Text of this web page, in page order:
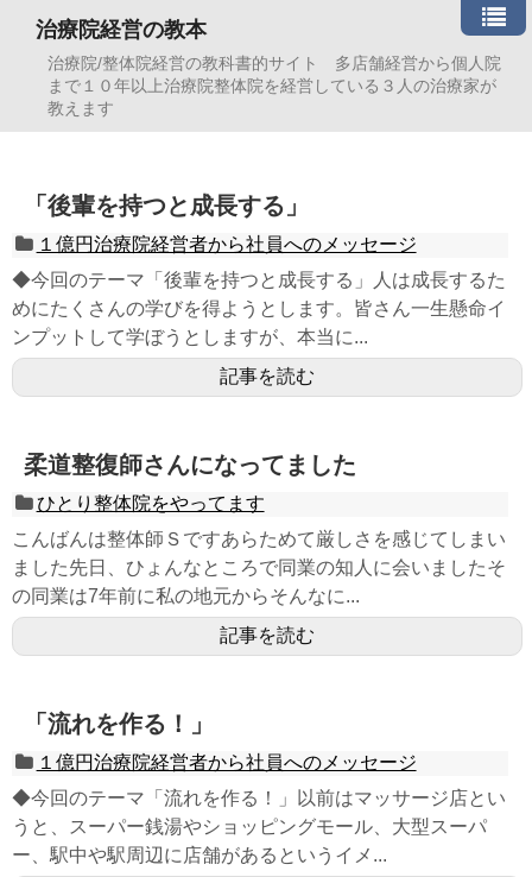
治療院経営の教本
治療院/整体院経営の教科書的サイト 多店舗経営から個人院
まで１０年以上治療院整体院を経営している３人の治療家が
教えます
「後輩を持つと成長する」
１億円治療院経営者から社員へのメッセージ
◆今回のテーマ「後輩を持つと成長する」人は成長するた
めにたくさんの学びを得ようとします。皆さん一生懸命イ
ンプットして学ぼうとしますが、本当に...
記事を読む
柔道整復師さんになってました
ひとり整体院をやってます
こんばんは整体師Ｓですあらためて厳しさを感じてしまい
ました先日、ひょんなところで同業の知人に会いましたそ
の同業は7年前に私の地元からそんなに...
記事を読む
「流れを作る！」
１億円治療院経営者から社員へのメッセージ
◆今回のテーマ「流れを作る！」以前はマッサージ店とい
うと、スーパー銭湯やショッピングモール、大型スーパ
ー、駅中や駅周辺に店舗があるというイメ...